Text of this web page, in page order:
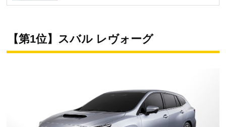
【第1位】スバル レヴォーグ